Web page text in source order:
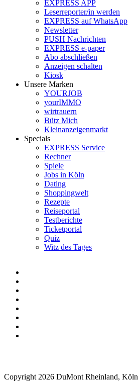
EXPRESS APP
Leserreporter/in werden
EXPRESS auf WhatsApp
Newsletter
PUSH Nachrichten
EXPRESS e-paper
Abo abschließen
Anzeigen schalten
Kiosk
Unsere Marken
YOURJOB
yourIMMO
wirtrauern
Bütz Mich
Kleinanzeigenmarkt
Specials
EXPRESS Service
Rechner
Spiele
Jobs in Köln
Dating
Shoppingwelt
Rezepte
Reiseportal
Testberichte
Ticketportal
Quiz
Witz des Tages
Copyright 2026 DuMont Rheinland, Köln